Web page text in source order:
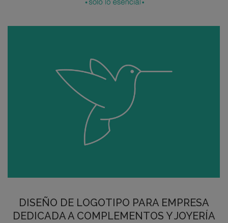
DISEÑO DE LOGOTIPO PARA EMPRESA
DEDICADA A COMPLEMENTOS Y JOYERÍA